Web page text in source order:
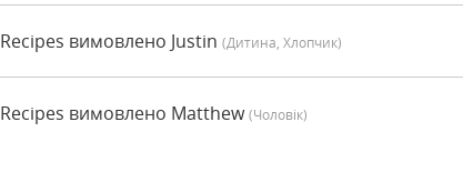
Recipes вимовлено Justin (дитина, Хлопчик)
Recipes вимовлено Matthew(чоловік)